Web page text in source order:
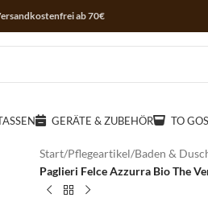
ab 70€
GERÄTE & ZUBEHÖR TO GO
Start/Pflegeartikel/Baden &
Paglieri Felce Azzurra Bio The